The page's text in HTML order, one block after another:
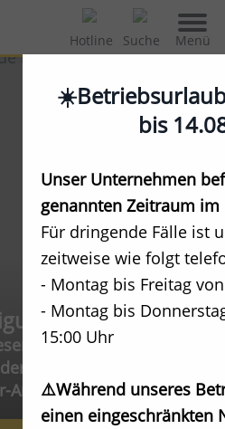
Hotline Suche Menü
Drehtor
Antrieb
bis
Unser Unternehmen
genannten Zeitraum
Für dringende Fälle ist
zeitweise wie folgt
- Montag bis Freitag
- Montag bis
15:00 Uhr
⚠️Während unseres
einen eingeschränkten